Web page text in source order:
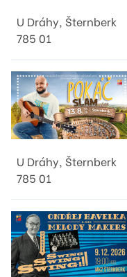
U Dráhy, Šternberk
785 01
U Dráhy, Šternberk
785 01